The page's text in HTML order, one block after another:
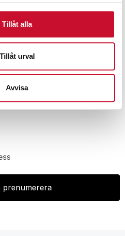
Tillåt alla
Tillåt urval
Avvisa
med 10 m slang